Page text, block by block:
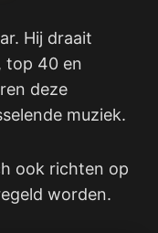
Hij draait
top 40 en
deze
muziek.
ook richten op
worden.